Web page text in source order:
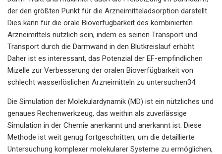
der den größten Punkt für die Arzneimitteladsorption darstellt.
Dies kann für die orale Bioverfügbarkeit des kombinierten
Arzneimittels nützlich sein, indem es seinen Transport und
Transport durch die Darmwand in den Blutkreislauf erhöht.
Daher ist es interessant, das Potenzial der EF-empfindlichen
Mizelle zur Verbesserung der oralen Bioverfügbarkeit von
schlecht wasserlöslichen Arzneimitteln zu untersuchen34.
Die Simulation der Molekulardynamik (MD) ist ein nützliches und
genaues Rechenwerkzeug, das weithin als zuverlässige
Simulation in der Chemie anerkannt und anerkannt ist. Diese
Methode ist weit genug fortgeschritten, um die detaillierte
Untersuchung komplexer molekularer Systeme zu ermöglichen,